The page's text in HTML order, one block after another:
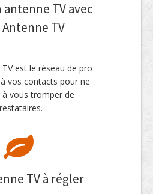
antenne TV avec
Antenne TV
est le réseau de pro
vos contacts pour ne
à vous tromper de
TV à régler